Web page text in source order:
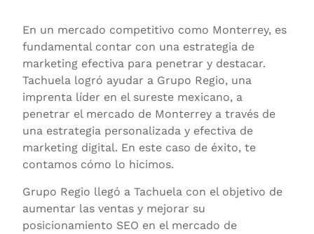
En un mercado competitivo como Monterrey, es
fundamental contar con una estrategia de
marketing efectiva para penetrar y destacar.
Tachuela logró ayudar a Grupo Regio, una
imprenta líder en el sureste mexicano, a
penetrar el mercado de Monterrey a través de
una estrategia personalizada y efectiva de
marketing digital. En este caso de éxito, te
contamos cómo lo hicimos.
Grupo Regio llegó a Tachuela con el objetivo de
aumentar las ventas y mejorar su
posicionamiento SEO en el mercado de